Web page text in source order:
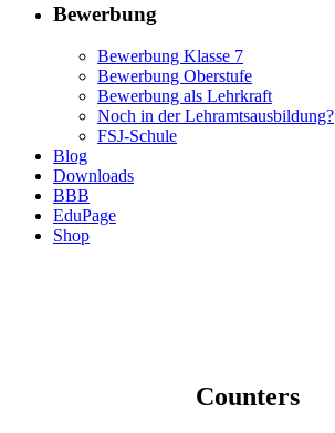
Bewerbung
Bewerbung Klasse 7
Bewerbung Oberstufe
Bewerbung als Lehrkraft
Noch in der Lehramtsausbildung?
FSJ-Schule
Blog
Downloads
BBB
EduPage
Shop
Counters